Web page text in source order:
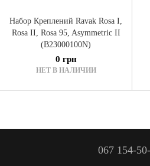
Набор Креплений Ravak Rosa I,
Rosa II, Rosa 95, Asymmetric II
(B23000100N)
0 грн
НЕТ В НАЛИЧИИ
067 154-